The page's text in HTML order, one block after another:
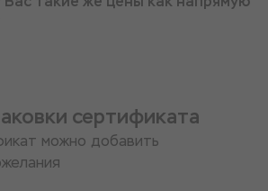
сертификата
можно добавить